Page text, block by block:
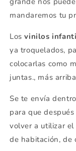
mandaremos tu
Losvinilos
ya troquelados,
colocarlas como
juntas., más
Se te envía
para que
volver a utilizar
de habitación, de